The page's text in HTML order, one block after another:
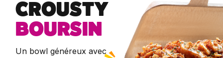
CROUSTY
BOURSIN
Un bowl généreux avec